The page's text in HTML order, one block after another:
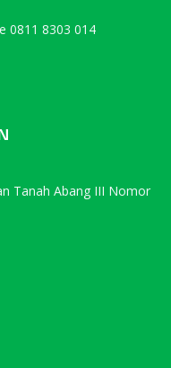
0811 8303 014
Tanah Abang III Nomor